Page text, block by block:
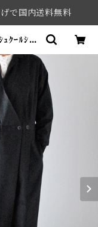
で国内送料無料
ｰﾙｼﾞｬ